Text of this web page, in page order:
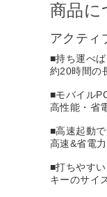
商品に
アクティ
■持ち運べ
約20時間の
■モバイル
高性能・省
■高速起動
高速&省電
■打ちやす
キーのサイ